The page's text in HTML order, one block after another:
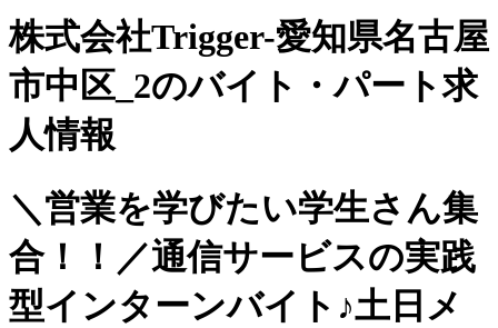
株式会社Trigger-愛知県名古屋
市中区_2のバイト・パート求
人情報
＼営業を学びたい学生さん集
合！！／通信サービスの実践
型インターンバイト♪土日メ